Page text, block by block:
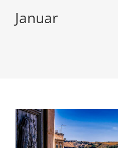
Januar